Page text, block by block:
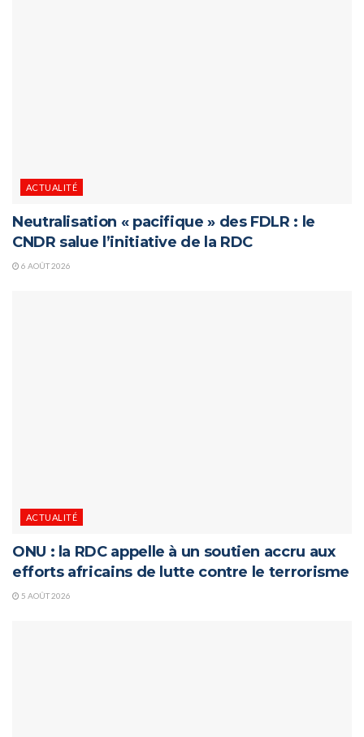
ACTUALITÉ
Neutralisation « pacifique » des FDLR : le
CNDR salue l’initiative de la RDC
6 AOÛT 2026
ACTUALITÉ
ONU : la RDC appelle à un soutien accru aux
efforts africains de lutte contre le terrorisme
5 AOÛT 2026